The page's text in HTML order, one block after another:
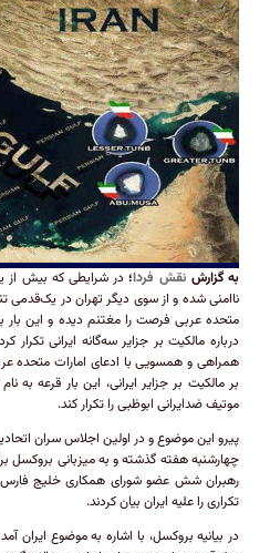
به گزارش نقش فردا؛در شرایطی که بیش از
ناامنی شده و از سوی دیگر تهران در یک‌قدمی
متحده عربی فرصت را مغتنم دیده و این
درباره مالکیت بر جزایر سه‌گانه ایرانی
همراهی و همسویی با ادعای امارات متحده
بر مالکیت بر جزایر ایرانی، این بار قرعه به
موتیف ضدایرانی ابوظبی را تکرار کند.
پیرو این موضوع و در اولین اجلاس سران
رهبران شش عضو شورای همکاری خلیج فارس،
تکراری را علیه ایران بیان کردند.
در بیانیه بروکسل، با اشاره به موضوع